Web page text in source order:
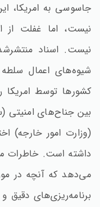
جاسوسی به امریکا،
نیست‌، اما غفلت از
نیست‌. اسناد
شیوه‌های اعمال
کشورها توسط
بین جناح‌های امنیتی
(وزارت امور خارجه‌)
داشته است‌. خاطرات
می‌دهد که آنچه در
برنامه‌ریزی‌های دقیق